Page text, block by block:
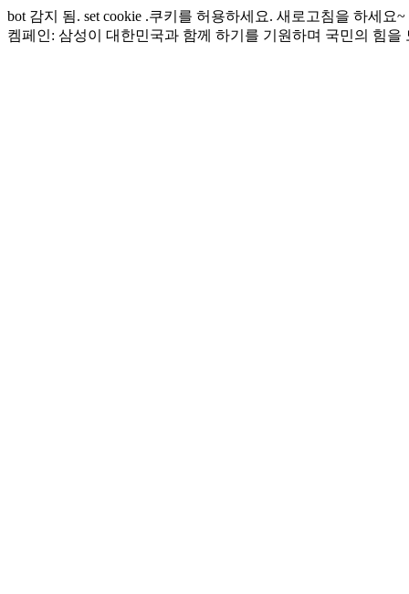
bot 감지 됨. set cookie .쿠키를 허용하세요. 새로고침을 하세요~
켐페인: 삼성이 대한민국과 함께 하기를 기원하며 국민의 힘을